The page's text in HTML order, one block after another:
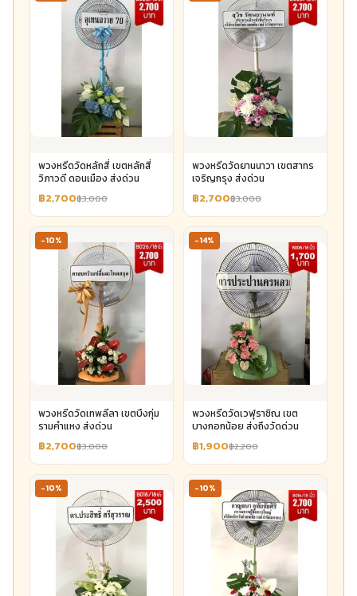
พวงหรีดวัดหลักสี่ เขตหลักสี่
วิภาวดี ดอนเมือง ส่งด่วน
฿2,700฿3,000
พวงหรีดวัดยานนาวา เขตสาทร
เจริญกรุง ส่งด่วน
฿2,700฿3,000
-10%
พวงหรีดวัดเทพลีลา เขตบึงกุ่ม
รามคำแหง ส่งด่วน
฿2,700฿3,000
-14%
พวงหรีดวัดเวฬุราชิณ เขต
บางกอกน้อย ส่งถึงวัดด่วน
฿1,900฿2,200
-10% -10%